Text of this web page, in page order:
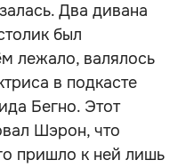
Два дивана
был
лежало, валялось
в подкасте
Бегно. Этот
Шэрон, что
пришло к ней лишь